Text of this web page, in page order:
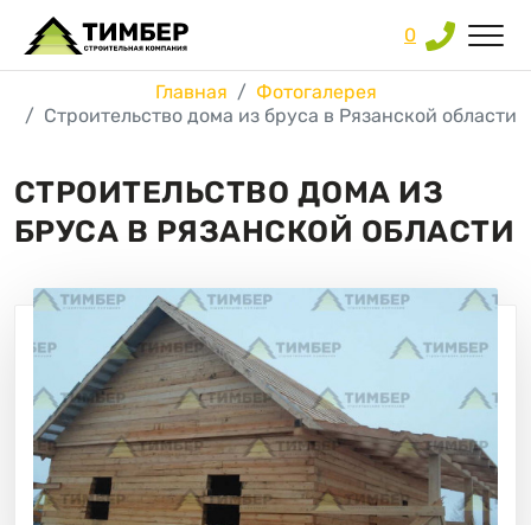
0
Главная
Фотогалерея
Строительство дома из бруса в Рязанской области
СТРОИТЕЛЬСТВО ДОМА ИЗ
БРУСА В РЯЗАНСКОЙ ОБЛАСТИ